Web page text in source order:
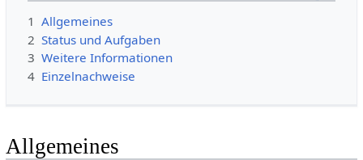
1 Allgemeines
2 Status und Aufgaben
3 Weitere Informationen
4 Einzelnachweise
Allgemeines